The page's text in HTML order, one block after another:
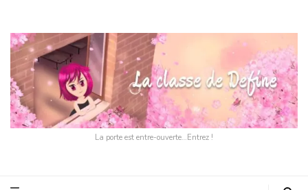
La porte est entre-ouverte…Entrez !